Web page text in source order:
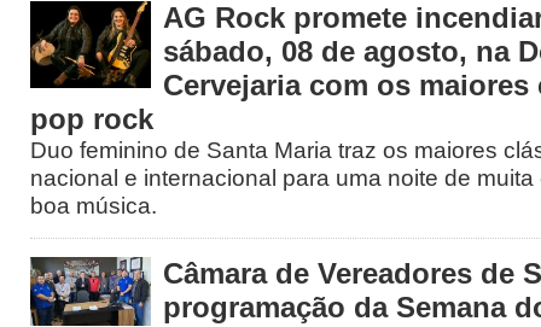
AG Rock promete
sábado, 08 de agosto, na
Cervejaria com os
pop rock
Duo feminino de Santa Maria traz os maiores
nacional e internacional para uma noite de
boa música.
Câmara de Vereadores de
programação da Semana